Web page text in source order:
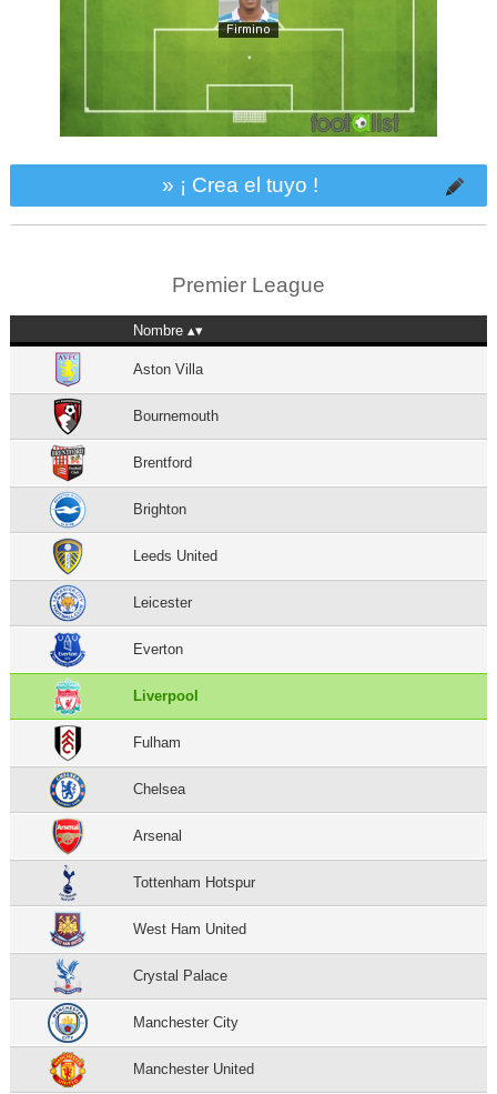
» ¡ Crea el tuyo !
Premier League
Nombre
Aston Villa
Bournemouth
Brentford
Brighton
Leeds United
Leicester
Everton
Liverpool
Fulham
Chelsea
Arsenal
Tottenham Hotspur
West Ham United
Crystal Palace
Manchester City
Manchester United